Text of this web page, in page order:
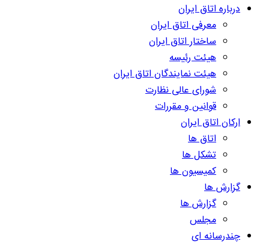
درباره اتاق ایران
معرفی اتاق ایران
ساختار اتاق ایران
هیئت رئیسه
هیئت نمایندگان اتاق ایران
شورای عالی نظارت
قوانین و مقررات
ارکان اتاق ایران
اتاق ها
تشکل ها
کمیسیون ها
گزارش ها
گزارش ها
مجلس
چندرسانه ای